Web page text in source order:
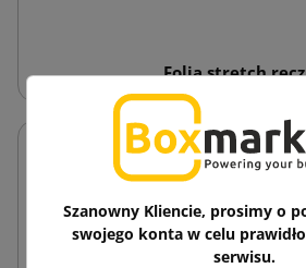
Folia stretch
Szanowny Kliencie, prosimy o
swojego konta w celu
serwisu.